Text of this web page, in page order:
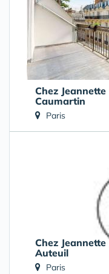
Chez
Caumartin
Paris
Chez
Auteuil
Paris